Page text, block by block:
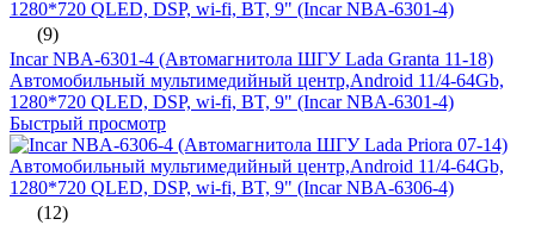
(9)
Incar NBA-6301-4 (Автомагнитола ШГУ Lada Granta 11-18)
Автомобильный мультимедийный центр,Android 11/4-64Gb,
1280*720 QLED, DSP, wi-fi, BT, 9" (Incar NBA-6301-4)
Быстрый просмотр
(12)